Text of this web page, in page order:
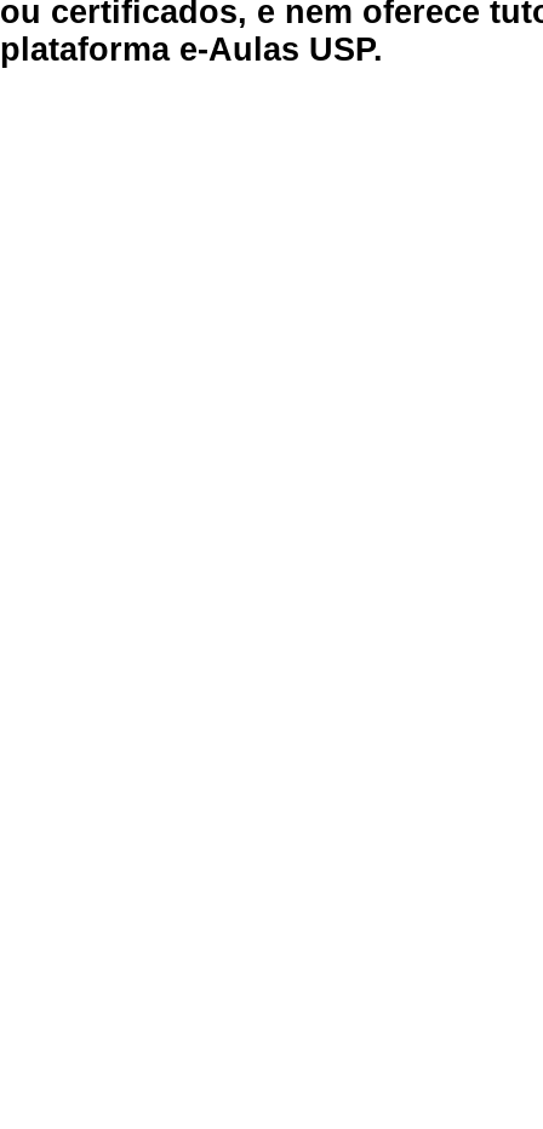
ou certificados, e nem oferece
plataforma e-Aulas USP.